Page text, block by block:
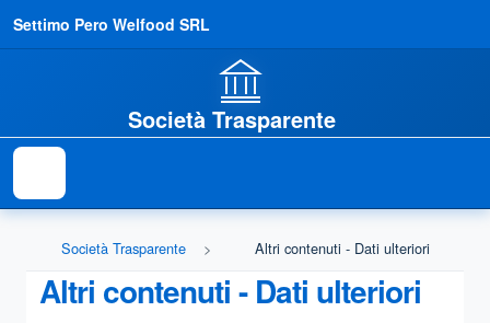
Settimo Pero Welfood SRL
Società Trasparente
Società Trasparente Altri contenuti - Dati ulteriori
Altri contenuti - Dati ulteriori